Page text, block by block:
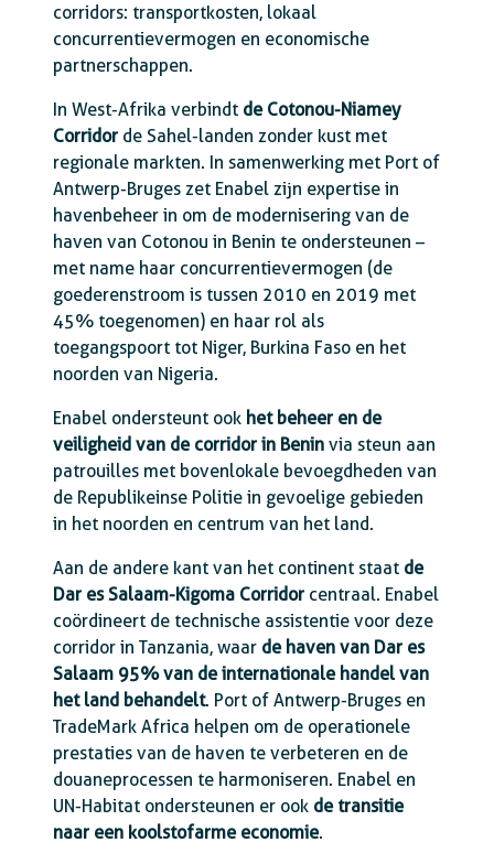
corridors: transportkosten, lokaal
concurrentievermogen en economische
partnerschappen.
In West-Afrika verbindt de Cotonou-Niamey
Corridor de Sahel-landen zonder kust met
regionale markten. In samenwerking met Port of
Antwerp-Bruges zet Enabel zijn expertise in
havenbeheer in om de modernisering van de
haven van Cotonou in Benin te ondersteunen –
met name haar concurrentievermogen (de
goederenstroom is tussen 2010 en 2019 met
45% toegenomen) en haar rol als
toegangspoort tot Niger, Burkina Faso en het
noorden van Nigeria.
Enabel ondersteunt ook het beheer en de
veiligheid van de corridor in Benin via steun aan
patrouilles met bovenlokale bevoegdheden van
de Republikeinse Politie in gevoelige gebieden
in het noorden en centrum van het land.
Aan de andere kant van het continent staat de
Dar es Salaam-Kigoma Corridor centraal. Enabel
coördineert de technische assistentie voor deze
corridor in Tanzania, waar de haven van Dar es
Salaam 95% van de internationale handel van
het land behandelt. Port of Antwerp-Bruges en
TradeMark Africa helpen om de operationele
prestaties van de haven te verbeteren en de
douaneprocessen te harmoniseren. Enabel en
UN-Habitat ondersteunen er ook de transitie
naar een koolstofarme economie.